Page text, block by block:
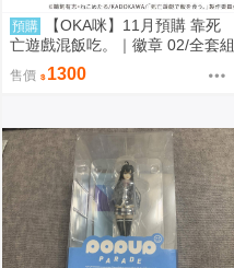
預購
【OKA咪】11月預購 靠死
亡遊戲混飯吃。｜徽章 02/全套組
(全8種)(官方&新繪插畫)
售價 1300